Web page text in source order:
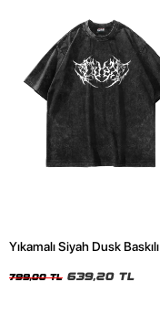
Yıkamalı Siyah Dusk Baskılı
799,00 TL 639,20 TL